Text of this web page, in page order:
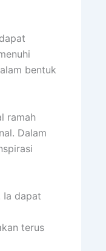
bentuk
ramah
Dalam
Ia dapat
terus